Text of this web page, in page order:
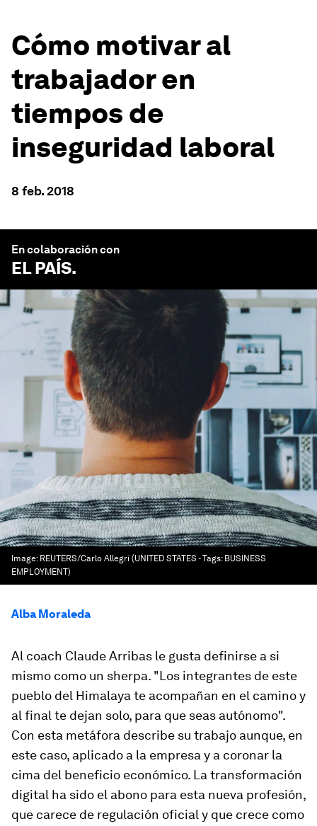
Cómo motivar al
trabajador en
tiempos de
inseguridad laboral
8 feb. 2018
En colaboración con
EL PAÍS.
Image: REUTERS/Carlo Allegri (UNITED STATES - Tags: BUSINESS
EMPLOYMENT)
Alba Moraleda
Al coach Claude Arribas le gusta definirse a si
mismo como un sherpa. "Los integrantes de este
pueblo del Himalaya te acompañan en el camino y
al final te dejan solo, para que seas autónomo".
Con esta metáfora describe su trabajo aunque, en
este caso, aplicado a la empresa y a coronar la
cima del beneficio económico. La transformación
digital ha sido el abono para esta nueva profesión,
que carece de regulación oficial y que crece como